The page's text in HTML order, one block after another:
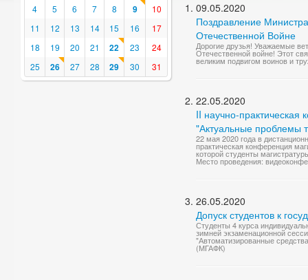
4
5 6 7 8 9
10
11
12 13 14 15 16
17
18
19 20 21 22 23
24
25
26 27 28 29 30 31
09.05.2020
Поздравление
Отечественной Войне
Дорогие друзья! Уважаемые
Отечественной войне! Этот
великим подвигом воинов и
22.05.2020
II научно-практическая
"Актуальные проблемы
22 мая 2020 года в
практическая конференция
которой студенты
Место проведения:
26.05.2020
Допуск студентов к
Студенты 4 курса
зимней экзаменационной
"Автоматизированные
(МГАФК)